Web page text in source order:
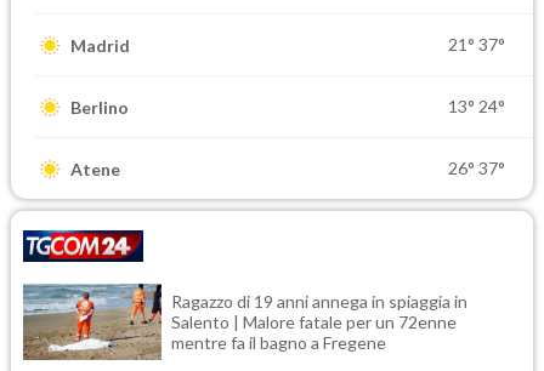
Madrid 21° 37°
Berlino 13° 24°
Atene 26° 37°
Ragazzo di 19 anni annega in spiaggia in
Salento | Malore fatale per un 72enne
mentre fa il bagno a Fregene